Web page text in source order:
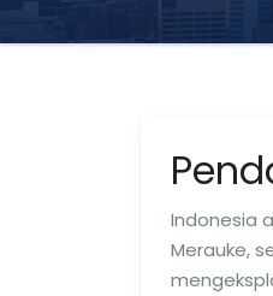
Indonesia
Merauke,